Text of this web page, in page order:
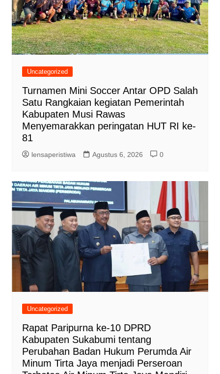
Uncategorized
Turnamen Mini Soccer Antar OPD Salah
Satu Rangkaian kegiatan Pemerintah
Kabupaten Musi Rawas
Menyemarakkan peringatan HUT RI ke-
81
lensaperistiwa Agustus 6, 2026 0
Uncategorized
Rapat Paripurna ke-10 DPRD
Kabupaten Sukabumi tentang
Perubahan Badan Hukum Perumda Air
Minum Tirta Jaya menjadi Perseroan